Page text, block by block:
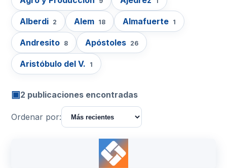
Alberdi 2 Alem 18 Almafuerte 1
Andresito 8 Apóstoles 26
Aristóbulo del V. 1
▣2 publicaciones encontradas
Ordenar por: